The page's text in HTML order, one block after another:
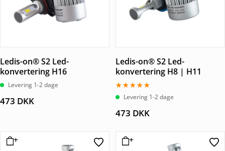
Ledis-on® S2 Led-
konvertering H16
Levering 1-2 dage
473 DKK
Ledis-on® S2 Led-
konvertering H8 | H11
Vurderet
5.00Levering 1-2 dage
473 DKK